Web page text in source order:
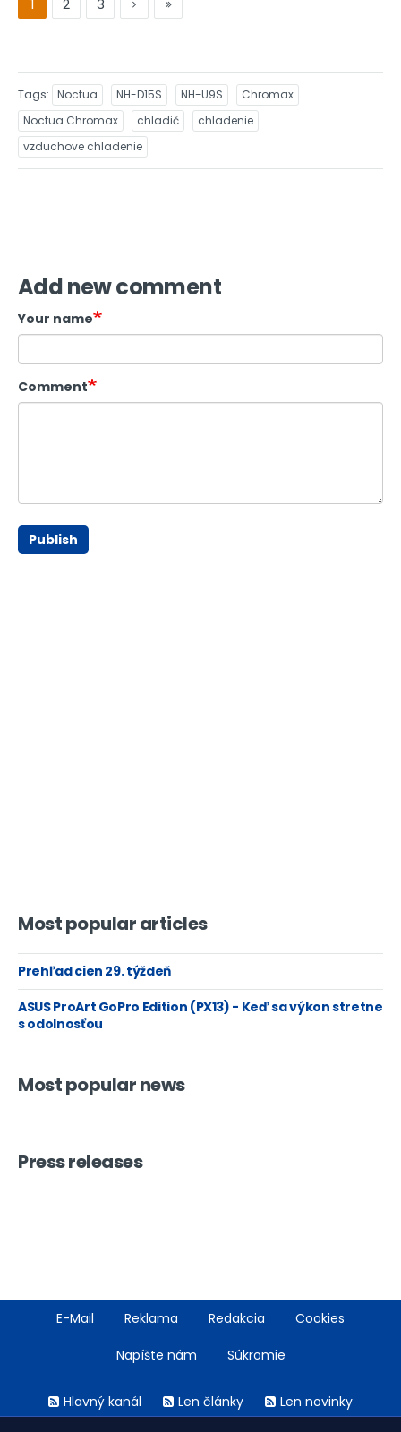
1 2 3
Tags Noctua NH-D15S NH-U9S
Chromax
Noctua Chromax
chladič
chladenie
vzduchove chladenie
Add new comment
Your name
Comment
Publish
Most popular articles
Prehľad cien 29. týždeň
ASUS ProArt GoPro Edition (PX13) - Keď sa výkon stretne
s odolnosťou
Most popular news
Press releases
FooterE-Mail Reklama Redakcia Cookies
Napíšte nám Súkromie
menuHlavný kanál Len články Len novinky